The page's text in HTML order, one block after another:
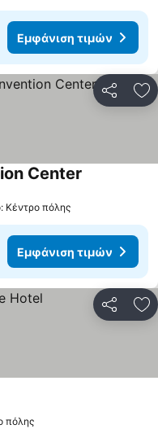
Εμφάνιση τιμών
Center
Κέντρο πόλης
Εμφάνιση τιμών
πόλης